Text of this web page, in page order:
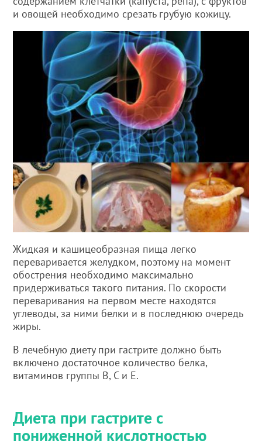
и овощей необходимо срезать грубую кожицу.
Жидкая и кашицеобразная пища легко
переваривается желудком, поэтому на момент
обострения необходимо максимально
придерживаться такого питания. По скорости
переваривания на первом месте находятся
углеводы, за ними белки и в последнюю очередь
жиры.
В лечебную диету при гастрите должно быть
включено достаточное количество белка,
витаминов группы В, C и E.
Диета при гастрите с
пониженной кислотностью